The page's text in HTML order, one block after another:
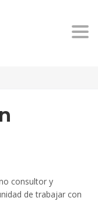
consultor y
de trabajar con